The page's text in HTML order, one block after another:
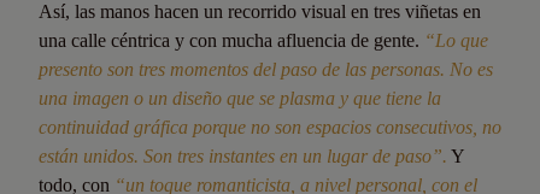
Así, las manos hacen un recorrido visual en tres viñetas en
una calle céntrica y con mucha afluencia de gente. “Lo que
presento son tres momentos del paso de las personas. No es
una imagen o un diseño que se plasma y que tiene la
continuidad gráfica porque no son espacios consecutivos, no
están unidos. Son tres instantes en un lugar de paso”. Y
todo, con “un toque romanticista, a nivel personal, con el